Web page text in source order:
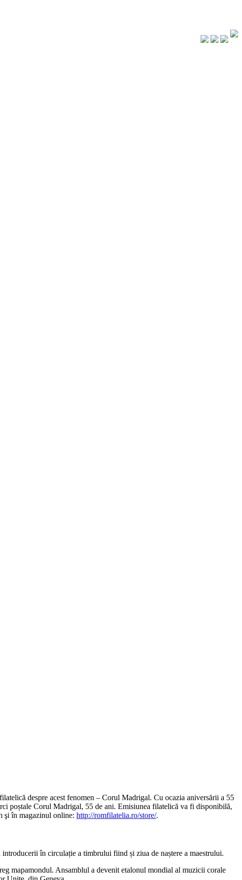
despre acest fenomen – Corul Madrigal. Cu ocazia aniversării a 55
poștale Corul Madrigal, 55 de ani. Emisiunea filatelică va fi disponibilă,
şi în magazinul online: http://romfilatelia.ro/store/.
în circulație a timbrului fiind și ziua de naștere a maestrului.
mapamondul. Ansamblul a devenit etalonul mondial al muzicii corale